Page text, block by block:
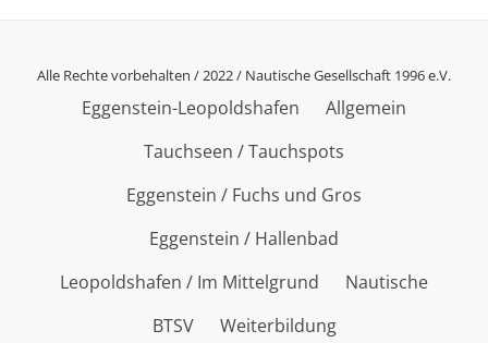
Alle Rechte vorbehalten / 2022 / Nautische Gesellschaft 1996 e.V.
SECONDARYEggenstein-Leopoldshafen
Allgemein
Tauchseen / Tauchspots
Eggenstein / Fuchs und Gros
Eggenstein / Hallenbad
Leopoldshafen / Im Mittelgrund
Nautische
BTSV
Weiterbildung